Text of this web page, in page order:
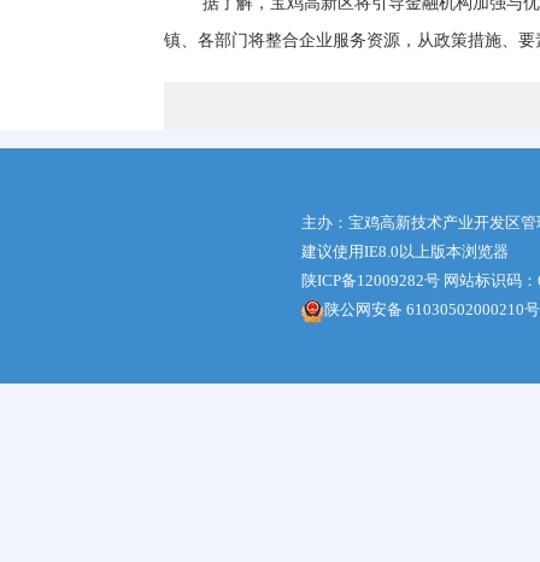
镇、各部门将整合企业服务资源，从政策措施、
主办：宝鸡高新技术产业开发区
建议使用IE8.0以上版本浏览器
陕ICP备12009282号 网站标识码
陕公网安备 61030502000210号